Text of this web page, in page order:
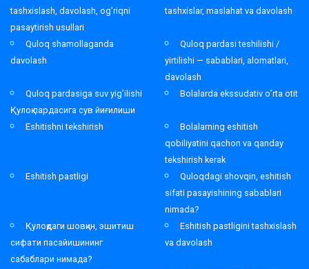
tashxislash, davolash, og’riqni
pasaytirish usullari
tashxislar, maslahat va davolash
Quloq shamollaganda
davolash
Quloq pardasi teshilishi /
yirtilishi — sabablari, alomatlari,
davolash
Quloq pardasiga suv yig’ilishi
Қулоқ пардасига сув йиғилиши
Bolalarda ekssudativ o’rta otit
Eshitishni tekshirish
Bolalarning eshitish
qobiliyatini qachon va qanday
tekshirish kerak
Eshitish pastligi
Quloqdagi shovqin, eshitish
sifati pasayishining sabablari
nimada?
Қулоқдаги шовқин, эшитиш
сифати пасайишининг
сабаблари нимада?
Eshitish pastligini tashxislash
va davolash